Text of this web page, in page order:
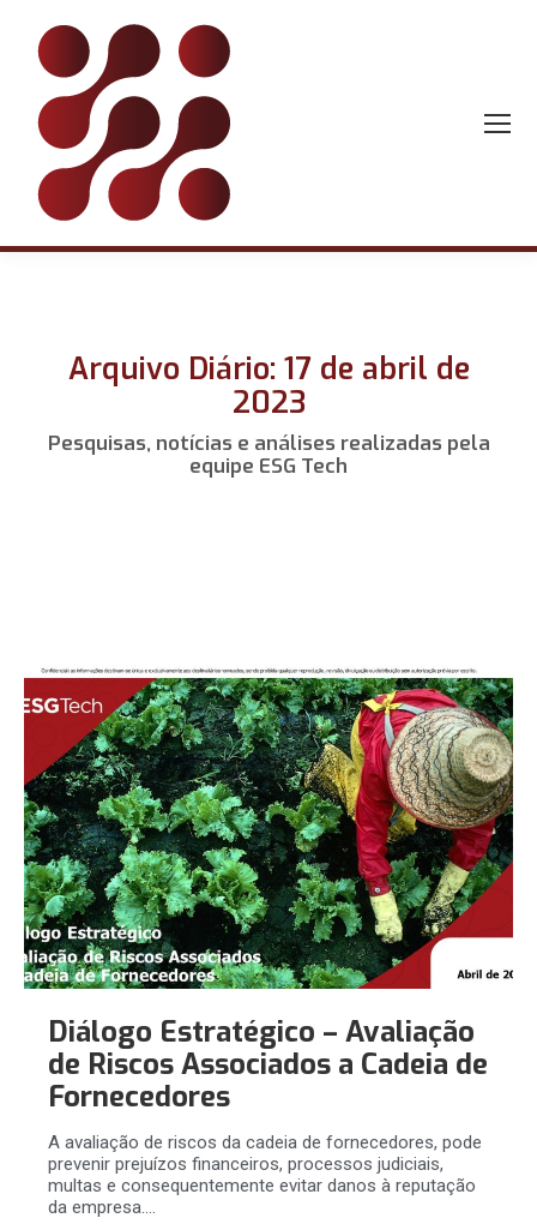
Arquivo Diário: 17 de abril de
2023
Pesquisas, notícias e análises realizadas pela
equipe ESG Tech
Diálogo Estratégico – Avaliação
de Riscos Associados a Cadeia de
Fornecedores
A avaliação de riscos da cadeia de fornecedores, pode
prevenir prejuízos financeiros, processos judiciais,
multas e consequentemente evitar danos à reputação
da empresa.…